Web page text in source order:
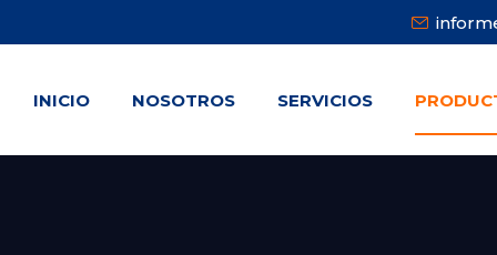
INICIO NOSOTROS SERVICIOS